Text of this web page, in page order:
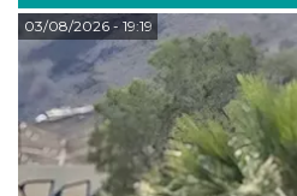
03/08/2026- 19:19